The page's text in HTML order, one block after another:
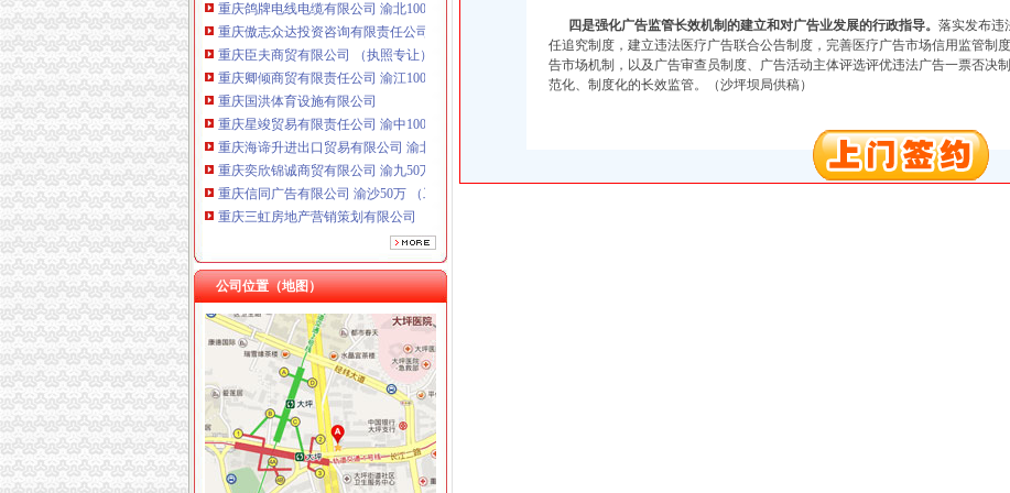
重庆傲志众达投资咨询有限责任公司 渝九1000万 （增资）
重庆臣夫商贸有限公司 （执照专让）
重庆卿倾商贸有限责任公司 渝江100万 （工商注册）
重庆国洪体育设施有限公司
重庆星竣贸易有限责任公司 渝中100万 （进出口权）
重庆海谛升进出口贸易有限公司 渝北100万 （进出口权）
重庆奕欣锦诚商贸有限公司 渝九50万 （工商注册）
重庆信同广告有限公司 渝沙50万 （工商注册）
重庆三虹房地产营销策划有限公司
重庆宝鹰汽车销售有限公司
重庆鸽牌电线电缆有限公司 渝北10010万 (进出口权)
重庆傲志众达投资咨询有限责任公司 渝九1000万 （增资）
重庆臣夫商贸有限公司 （执照专让）
重庆国洪体育设施有限公司
重庆星竣贸易有限责任公司 渝中100万 （进出口权）
重庆海谛升进出口贸易有限公司 渝北100万 （进出口权）
重庆奕欣锦诚商贸有限公司 渝九50万 （工商注册）
重庆信同广告有限公司 渝沙50万 （工商注册）
重庆三虹房地产营销策划有限公司
重庆宝鹰汽车销售有限公司
公司位置（地图）
工商动态
纪检组长王兴华到城口开展调研
丰都局怎么注册一般纳税人三措并举切实推进转型时期信息调研工作
李晞朦副局一般纳税人公司条件长参加九龙坡区驰名著名商标表彰会
梁平局消委六项措施推进“黄金周”一般纳税人认定标准维权工作
江津局代办一般纳税人四个坚持狠抓机关作风建设
荣昌局怎么注册一般纳税人突出重点认真开展农机护农专项理行动
四是强化广告监管长效机制的建立和对广告业发展的行政指导。 落实发布违
任追究制度，建立违法医疗广告联合公告制度，完善医疗广告市场信用监管制
告市场机制，以及广告审查员制度、广告活动主体评选评优违法广告一票否决
范化、制度化的长效监管。（沙坪坝局供稿）